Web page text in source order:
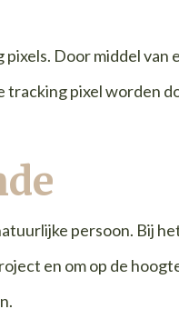
Door middel van
pixel worden
persoon. Bij
en om op de